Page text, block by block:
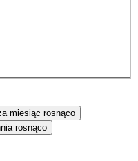
miesiąc rosnąco
rosnąco